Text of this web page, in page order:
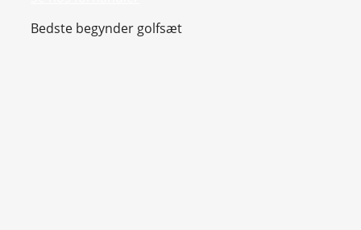
Bedste begynder golfsæt